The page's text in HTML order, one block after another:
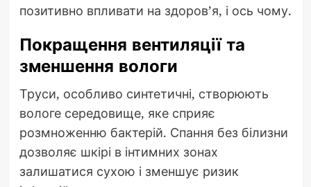
позитивно впливати на здоров’я, і ось чому.
Покращення вентиляції та
зменшення вологи
Труси, особливо синтетичні, створюють
вологе середовище, яке сприяє
розмноженню бактерій. Спання без білизни
дозволяє шкірі в інтимних зонах
залишатися сухою і зменшує ризик